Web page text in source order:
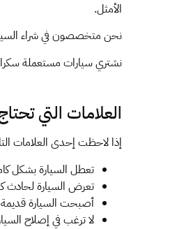
الأمثل.
نحن متخصصون في شراء
نشتري سيارات مستعملة
العلامات التي
إذا لاحظت إحدى العلامات
تعطل السيارة بشكل
تعرض السيارة لحادث
أصبحت السيارة قديمة
لا ترغب في إصلاح